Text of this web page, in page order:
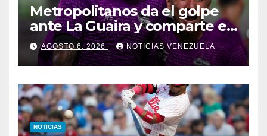
Metropolitanos da el golpe
ante La Guaira y comparte el
liderato
AGOSTO 6, 2026 NOTICIAS VENEZUELA
NOTICIAS